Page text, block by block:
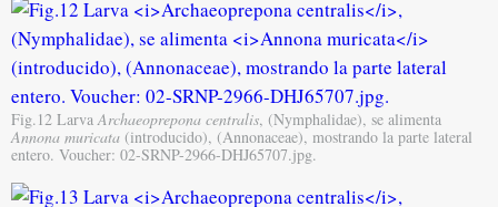
Fig.12 LarvaArchaeoprepona centralis, (Nymphalidae), se alimenta
Annona muricata (introducido), (Annonaceae), mostrando la parte lateral
entero. Voucher: 02-SRNP-2966-DHJ65707.jpg.